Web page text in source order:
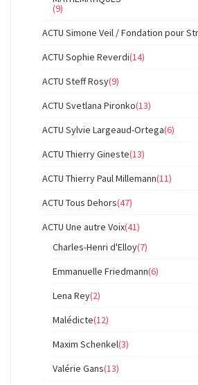
(9)
ACTU Simone Veil / Fondation pour
ACTU Sophie Reverdi(14)
ACTU Steff Rosy(9)
ACTU Svetlana Pironko(13)
ACTU Sylvie Largeaud-Ortega(6)
ACTU Thierry Gineste(13)
ACTU Thierry Paul Millemann(11)
ACTU Tous Dehors(47)
ACTU Une autre Voix(41)
Charles-Henri d'Elloy(7)
Emmanuelle Friedmann(6)
Lena Rey(2)
Malédicte(12)
Maxim Schenkel(3)
Valérie Gans(13)